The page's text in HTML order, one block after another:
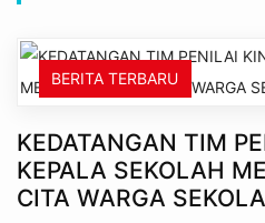
BERITA TERBARU
KEDATANGAN TIM
KEPALA SEKOLAH
CITA WARGA